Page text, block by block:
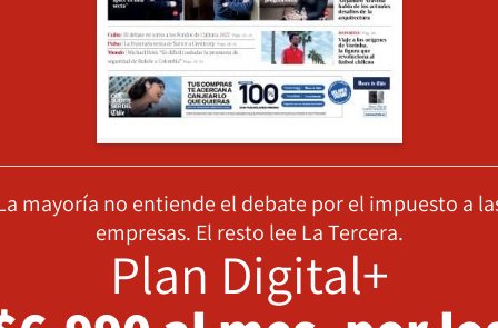
mayoría no entiende el debate por el impuesto a
empresas. El resto lee La Tercera.
Plan Digital+